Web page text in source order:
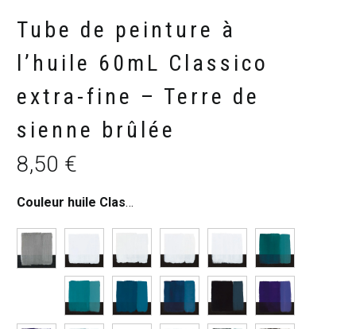
Tube de peinture à
l’huile 60mL Classico
extra-fine – Terre de
sienne brûlée
8,50 €
Couleur huile Classico